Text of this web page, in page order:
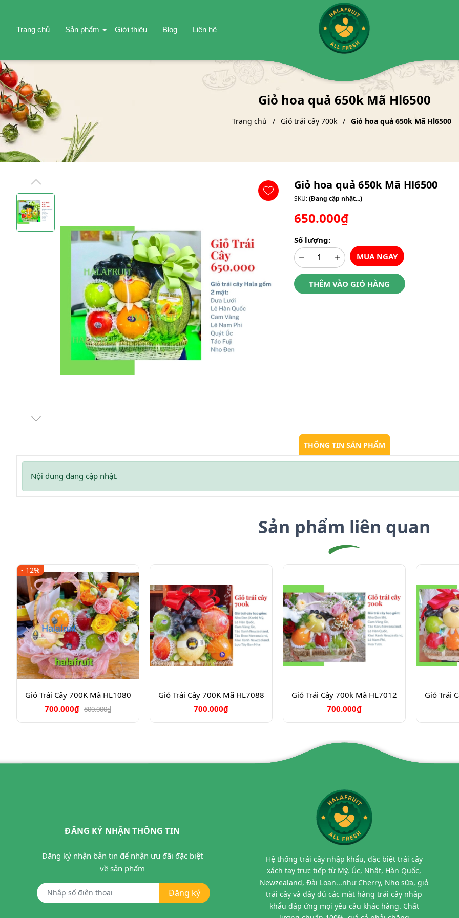
Trang chủ Sản phẩm Giới thiệu Blog Liên hệ
Giỏ hoa quả 650k Mã Hl6500
Trang chủ Giỏ trái cây 700k Giỏ hoa quả 650k Mã Hl6500
Giỏ hoa quả 650k Mã Hl6500
SKU:(Đang cập nhật...)
650.000₫
Số lượng:
MUA NGAY
THÊM VÀO GIỎ HÀNG
THÔNG TIN SẢN PHẨM
Nội dung đang cập nhật.
Sản phẩm liên quan
- 12%
Giỏ Trái Cây 700K Mã HL1080
700.000₫ 800.000₫
Giỏ Trái Cây 700K Mã HL7088
700.000₫
Giỏ Trái Cây 700k Mã HL7012
700.000₫
Giỏ Trái
ĐĂNG KÝ NHẬN THÔNG TIN
Đăng ký nhận bản tin để nhận ưu đãi đặc biệt
về sản phẩm
Đăng ký
Hệ thống trái cây nhập khẩu, đặc biệt trái cây
xách tay trực tiếp từ Mỹ, Úc, Nhật, Hàn Quốc,
Newzealand, Đài Loan...như Cherry, Nho sữa, giỏ
trái cây và đầy đủ các mặt hàng trái cây nhập
khẩu đáp ứng mọi yêu cầu khác hàng. Chất